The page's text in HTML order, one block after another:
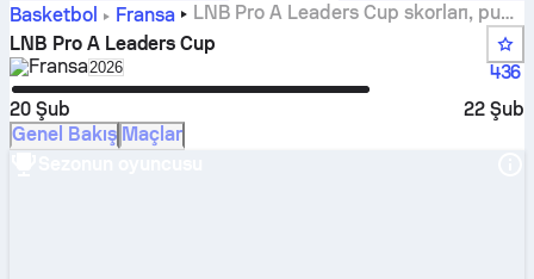
Basketbol
Fransa
LNB Pro A Leaders Cup skorları, puan
durumu, program ve istatistikler
LNB Pro A Leaders Cup
FransaSelect season in unique tournament header
2026
436
20 Şub
22 Şub
Genel Bakış Maçlar